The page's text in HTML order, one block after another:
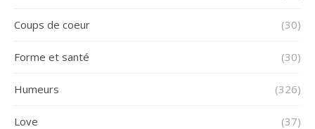
Coups de coeur (30)
Forme et santé (30)
Humeurs (326)
Love (37)